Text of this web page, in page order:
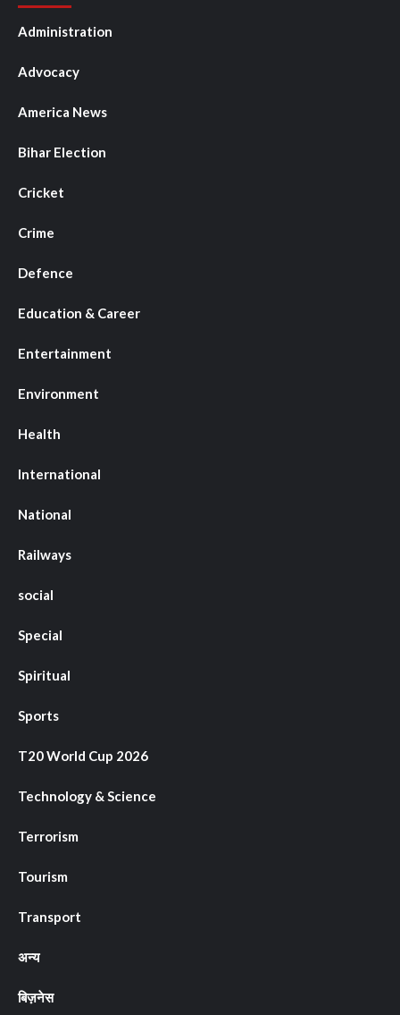
Administration
Advocacy
America News
Bihar Election
Cricket
Crime
Defence
Education & Career
Entertainment
Environment
Health
International
National
Railways
social
Special
Spiritual
Sports
T20 World Cup 2026
Technology & Science
Terrorism
Tourism
Transport
अन्य
बिज़नेस